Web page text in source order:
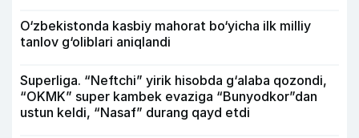
O‘zbekistonda kasbiy mahorat bo‘yicha ilk milliy
tanlov g‘oliblari aniqlandi
Superliga. “Neftchi” yirik hisobda g‘alaba qozondi,
“OKMK” super kambek evaziga “Bunyodkor”dan
ustun keldi, “Nasaf” durang qayd etdi